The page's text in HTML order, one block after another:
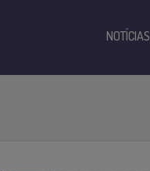
NOTÍCIAS